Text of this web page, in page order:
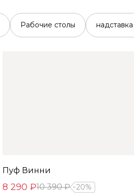
Рабочие столы
Пуф Винни
8 290 ₽10 390 ₽ 20%